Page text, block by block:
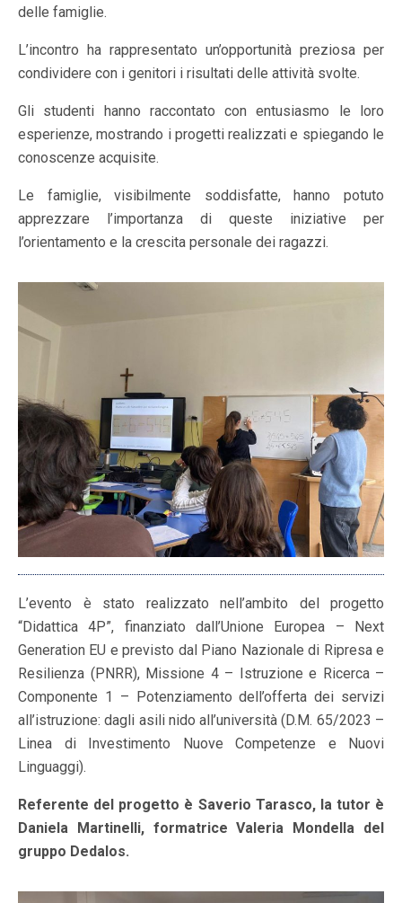
delle famiglie.
L’incontro ha rappresentato un’opportunità preziosa per
condividere con i genitori i risultati delle attività svolte.
Gli studenti hanno raccontato con entusiasmo le loro
esperienze, mostrando i progetti realizzati e spiegando le
conoscenze acquisite.
Le famiglie, visibilmente soddisfatte, hanno potuto
apprezzare l’importanza di queste iniziative per
l’orientamento e la crescita personale dei ragazzi.
L’evento è stato realizzato nell’ambito del progetto
“Didattica 4P”, finanziato dall’Unione Europea – Next
Generation EU e previsto dal Piano Nazionale di Ripresa e
Resilienza (PNRR), Missione 4 – Istruzione e Ricerca –
Componente 1 – Potenziamento dell’offerta dei servizi
all’istruzione: dagli asili nido all’università (D.M. 65/2023 –
Linea di Investimento Nuove Competenze e Nuovi
Linguaggi).
Referente del progetto è Saverio Tarasco, la tutor è
Daniela Martinelli, formatrice Valeria Mondella del
gruppo Dedalos.